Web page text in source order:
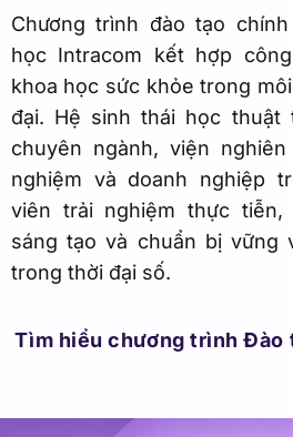
khoa học sức khỏe trong
đại. Hệ sinh thái học thuật
chuyên ngành, viện
nghiệm và doanh nghiệp
viên trải nghiệm thực
sáng tạo và chuẩn bị vững
trong thời đại số.
Tìm hiểu chương trình Đào
Đăng ký tư vấn